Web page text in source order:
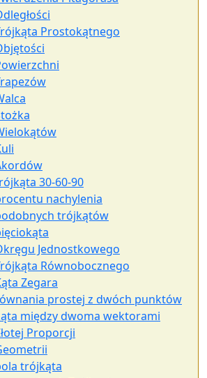
Prostokątnego
30-60-90
nachylenia
trójkątów
Jednostkowego
Równobocznego
Zegara
prostej z dwóch punktów
między dwoma wektorami
Proporcji
trójkąta